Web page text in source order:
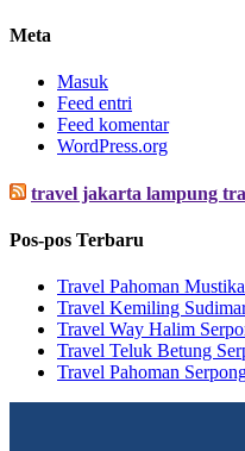
Meta
Masuk
Feed entri
Feed komentar
WordPress.org
travel jakarta lampung
Pos-pos Terbaru
Travel Pahoman
Travel Kemiling
Travel Way Halim
Travel Teluk Betung
Travel Pahoman